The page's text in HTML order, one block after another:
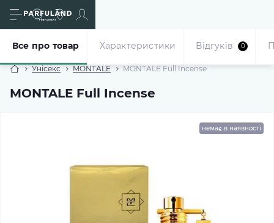
Унісекс MONTALE MONTALE Full Incense
MONTALE Full Incense
Все про товар Характеристики Відгуків 0
немає в наявності